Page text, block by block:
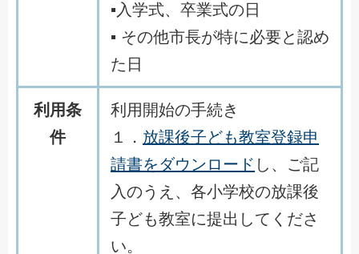
▪入学式、卒業式の日
▪ その他市長が特に必要と認め
た日
利用条
件
利用開始の手続き
１． 放課後子ども教室登録申
請書をダウンロード し、ご記
入のうえ、各小学校の放課後
子ども教室に提出してくださ
い。